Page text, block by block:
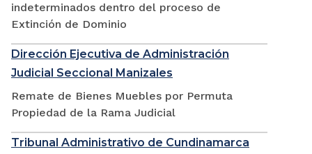
indeterminados dentro del proceso de
Extinción de Dominio
Dirección Ejecutiva de Administración
Judicial Seccional Manizales
Remate de Bienes Muebles por Permuta
Propiedad de la Rama Judicial
Tribunal Administrativo de Cundinamarca